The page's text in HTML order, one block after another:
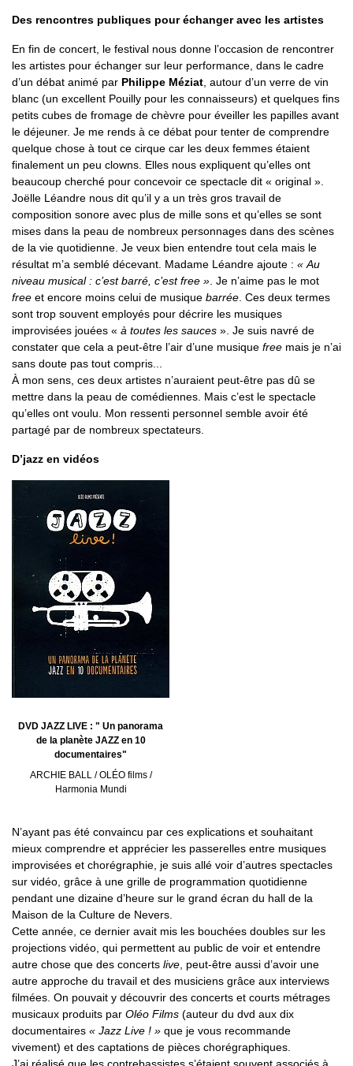
Des rencontres publiques pour échanger avec les artistes
En fin de concert, le festival nous donne l’occasion de rencontrer
les artistes pour échanger sur leur performance, dans le cadre
d’un débat animé par Philippe Méziat , autour d’un verre de vin
blanc (un excellent Pouilly pour les connaisseurs) et quelques fins
petits cubes de fromage de chèvre pour éveiller les papilles avant
le déjeuner. Je me rends à ce débat pour tenter de comprendre
quelque chose à tout ce cirque car les deux femmes étaient
finalement un peu clowns. Elles nous expliquent qu’elles ont
beaucoup cherché pour concevoir ce spectacle dit « original ».
Joëlle Léandre nous dit qu’il y a un très gros travail de
composition sonore avec plus de mille sons et qu’elles se sont
mises dans la peau de nombreux personnages dans des scènes
de la vie quotidienne. Je veux bien entendre tout cela mais le
résultat m’a semblé décevant. Madame Léandre ajoute : « Au
niveau musical : c’est barré, c’est free » . Je n’aime pas le mot
free et encore moins celui de musique barrée . Ces deux termes
sont trop souvent employés pour décrire les musiques
improvisées jouées « à toutes les sauces ». Je suis navré de
constater que cela a peut-être l’air d’une musique free mais je n’ai
sans doute pas tout compris...
À mon sens, ces deux artistes n’auraient peut-être pas dû se
mettre dans la peau de comédiennes. Mais c’est le spectacle
qu’elles ont voulu. Mon ressenti personnel semble avoir été
partagé par de nombreux spectateurs.
D’jazz en vidéos
DVD JAZZ LIVE : " Un panorama
de la planète JAZZ en 10
documentaires"
ARCHIE BALL / OLÉO films /
Harmonia Mundi
N’ayant pas été convaincu par ces explications et souhaitant
mieux comprendre et apprécier les passerelles entre musiques
improvisées et chorégraphie, je suis allé voir d’autres spectacles
sur vidéo, grâce à une grille de programmation quotidienne
pendant une dizaine d’heure sur le grand écran du hall de la
Maison de la Culture de Nevers.
Cette année, ce dernier avait mis les bouchées doubles sur les
projections vidéo, qui permettent au public de voir et entendre
autre chose que des concerts live , peut-être aussi d’avoir une
autre approche du travail et des musiciens grâce aux interviews
filmées. On pouvait y découvrir des concerts et courts métrages
musicaux produits par Oléo Films (auteur du dvd aux dix
documentaires « Jazz Live ! » que je vous recommande
vivement) et des captations de pièces chorégraphiques.